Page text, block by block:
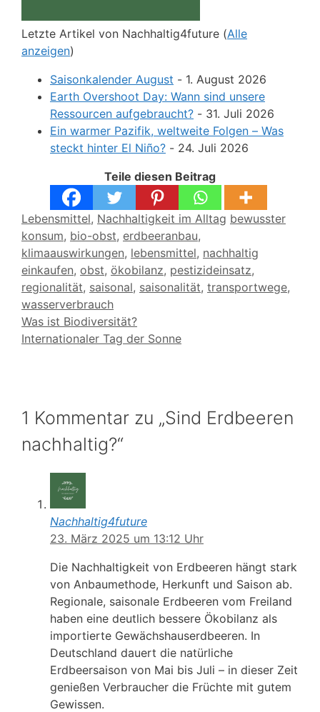
Letzte Artikel von Nachhaltig4future (Alle
anzeigen)
Saisonkalender August - 1. August 2026
Earth Overshoot Day: Wann sind unsere
Ressourcen aufgebraucht? - 31. Juli 2026
Ein warmer Pazifik, weltweite Folgen – Was
steckt hinter El Niño? - 24. Juli 2026
Teile diesen Beitrag
Kategorien
Lebensmittel, Nachhaltigkeit im Alltag Schlagwörter
bewusster
konsum, bio-obst, erdbeeranbau,
klimaauswirkungen, lebensmittel, nachhaltig
einkaufen, obst, ökobilanz, pestizideinsatz,
regionalität, saisonal, saisonalität, transportwege,
wasserverbrauch
Was ist Biodiversität?
Internationaler Tag der Sonne
1 Kommentar zu „Sind Erdbeeren
nachhaltig?“
Nachhaltig4future
23. März 2025 um 13:12 Uhr
Die Nachhaltigkeit von Erdbeeren hängt stark
von Anbaumethode, Herkunft und Saison ab.
Regionale, saisonale Erdbeeren vom Freiland
haben eine deutlich bessere Ökobilanz als
importierte Gewächshauserdbeeren. In
Deutschland dauert die natürliche
Erdbeersaison von Mai bis Juli – in dieser Zeit
genießen Verbraucher die Früchte mit gutem
Gewissen.